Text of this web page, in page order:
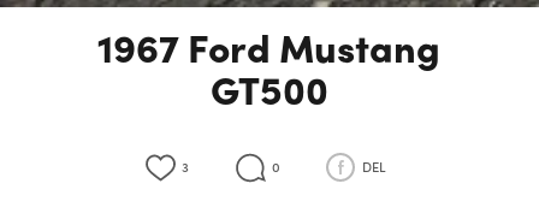
1967 Ford Mustang
GT500
3 0 DEL